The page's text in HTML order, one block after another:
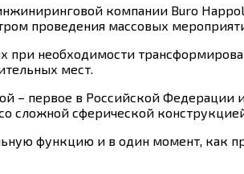
компании Buro
проведения массовых
необходимости
мест.
– первое в Российской
сложной сферической
функцию и в один момент, как